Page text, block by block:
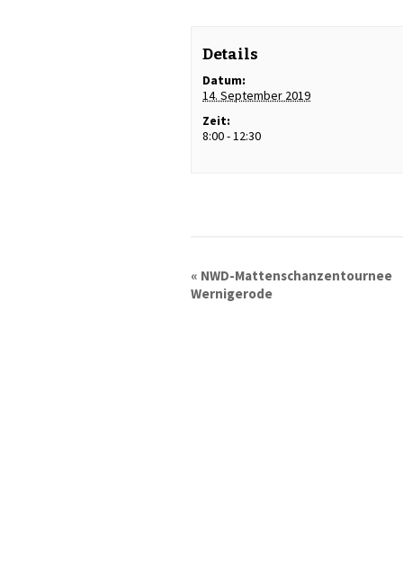
Details
Datum:
14. September 2019
Zeit:
8:00 - 12:30
« NWD-Mattenschanzentournee
Wernigerode